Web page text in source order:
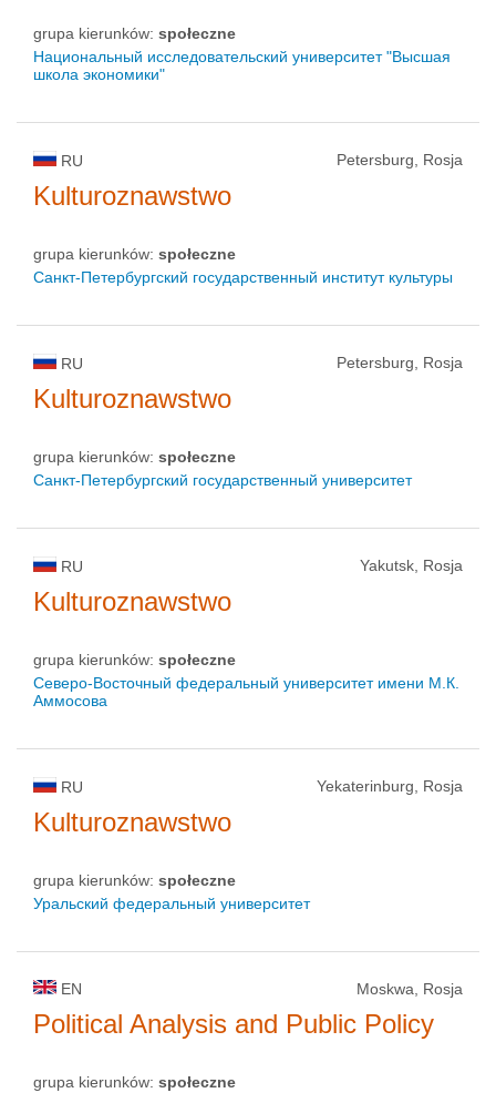
grupa kierunków: społeczne
Национальный исследовательский университет "Высшая
школа экономики"
RU Petersburg, Rosja
Kulturoznawstwo
grupa kierunków: społeczne
Санкт-Петербургский государственный институт культуры
RU Petersburg, Rosja
Kulturoznawstwo
grupa kierunków: społeczne
Санкт-Петербургский государственный университет
RU Yakutsk, Rosja
Kulturoznawstwo
grupa kierunków: społeczne
Северо-Восточный федеральный университет имени М.К.
Аммосова
RU Yekaterinburg, Rosja
Kulturoznawstwo
grupa kierunków: społeczne
Уральский федеральный университет
EN Moskwa, Rosja
Political Analysis and Public Policy
grupa kierunków: społeczne